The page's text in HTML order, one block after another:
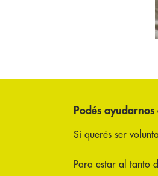
Podés
Si querés ser
Para estar al tanto